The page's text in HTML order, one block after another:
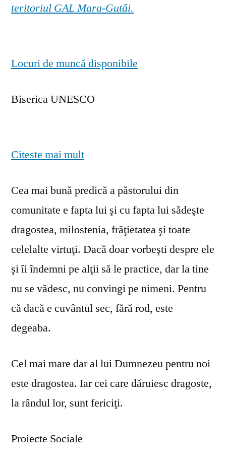
teritoriul GAL Mara-Gutâi.
Locuri de muncă disponibile
Biserica UNESCO
Citeste mai mult
Cea mai bună predică a păstorului din
comunitate e fapta lui şi cu fapta lui sădeşte
dragostea, milostenia, frăţietatea şi toate
celelalte virtuţi. Dacă doar vorbeşti despre ele
şi îi îndemni pe alţii să le practice, dar la tine
nu se vă­desc, nu convingi pe nimeni. Pentru
că dacă e cuvântul sec, fără rod, este
degeaba.
Cel mai mare dar al lui Dumnezeu pentru noi
este dragostea. Iar cei care dăruiesc dragoste,
la rândul lor, sunt fericiţi.
Proiecte Sociale